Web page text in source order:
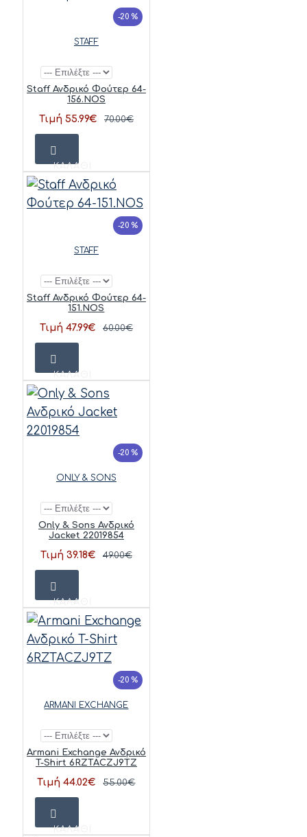
-20 %
STAFF
Staff Ανδρικό Φούτερ 64-
156.NOS
Τιμή 55.99€ 70.00€
ΚΑΛΆΘΙ
-20 %
STAFF
Staff Ανδρικό Φούτερ 64-
151.NOS
Τιμή 47.99€ 60.00€
ΚΑΛΆΘΙ
-20 %
ONLY & SONS
Only & Sons Ανδρικό
Jacket 22019854
Τιμή 39.18€ 49.00€
ΚΑΛΆΘΙ
-20 %
ARMANI EXCHANGE
Armani Exchange Ανδρικό
T-Shirt 6RZTACZJ9TZ
Τιμή 44.02€ 55.00€
ΚΑΛΆΘΙ